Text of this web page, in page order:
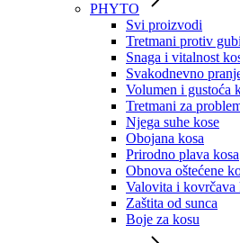
PHYTO
Svi proizvodi
Tretmani protiv
Snaga i vitalnost
Svakodnevno
Volumen i gustoća
Tretmani za
Njega suhe kose
Obojana kosa
Prirodno plava kosa
Obnova oštećene
Valovita i kovrčava
Zaštita od sunca
Boje za kosu